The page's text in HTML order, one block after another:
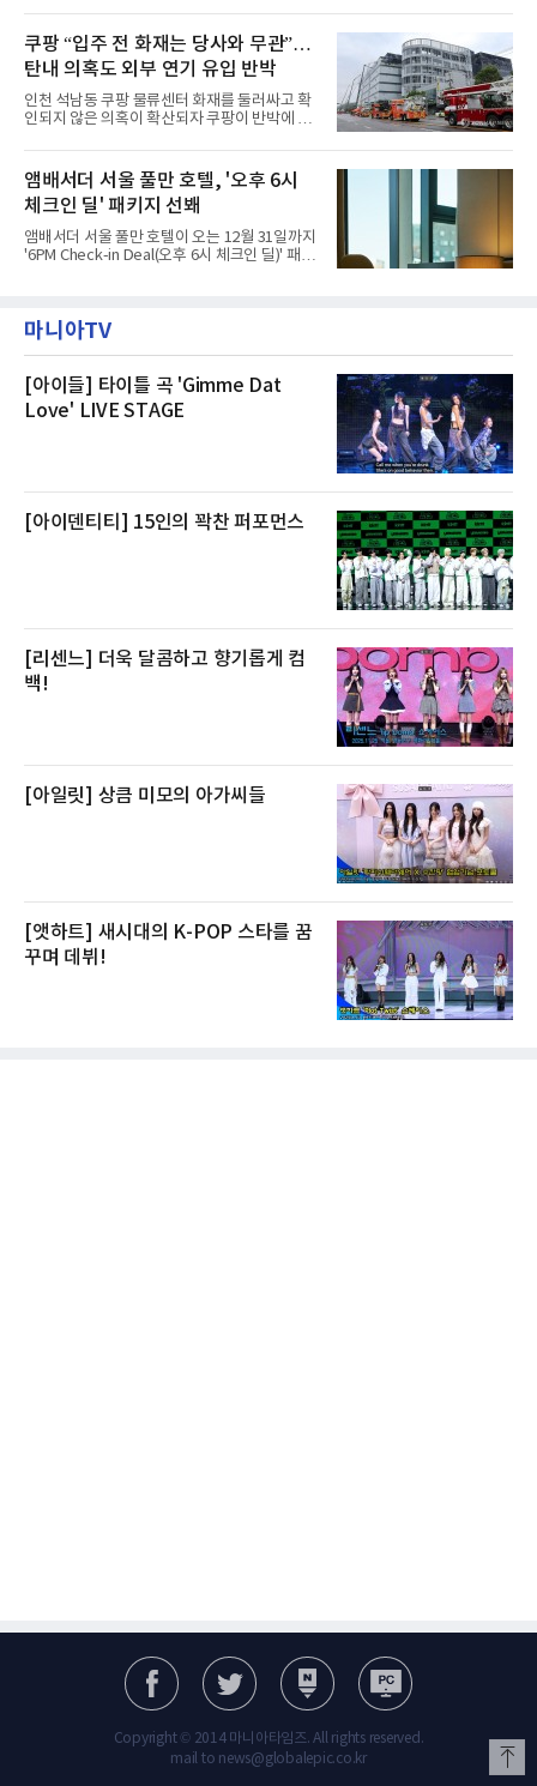
라 극장을 모티브로 한 데코레이션으로 구성됐
다. 무대 공간 및 티켓 박스
필먼트서비스(CFS)가 지난 28일부터 화재 피해
주민을 대상으로 전문 출장 청소서비스 지원에
나섬으로써 본격적인 지역사회 복구 작업이 시
작된 것이다.대피소 주민 중심 청소 접수, 첫날
부터 2가구 지원 완료CFS는 신현초등학교, 신
현북초등학교, 신현여자중학교 등 인천 서해구
관내 임시 대피소 3곳에서 체류해온 화재 피해
민들의 호응 속에 CFS는 즉시 행동에 나섰다. 지
난 28일 오후 전문 청소업체와
쿠팡 “입주 전 화재는 당사와 무관”…
탄내 의혹도 외부 연기 유입 반박
인천 석남동 쿠팡 물류센터 화재를 둘러싸고 확
인되지 않은 의혹이 확산되자 쿠팡이 반박에 나
에 대해서는 외부 화재 연기 유입이라고 설명했
고, 2023년 같은 물류센터에서 발생한 화재에
대해서도 쿠팡 입주 전 공사 과정에서 벌어진 일
이라며 선을 그었다.쿠팡은 21일 인천 물류센터
내부에서 불이 타는 냄새가 났다는 의혹과 관련
해 “사실무근”이라는 입장을 밝혔다.회사 측은
“인근에서 지난 15일 다른 회사에서 발생한 대
것으로 확인됐다”고 설명했다.이어 “정확한 화
재 원인은 추후 조사될
앰배서더 서울 풀만 호텔, '오후 6시
체크인 딜' 패키지 선봬
앰배서더 서울 풀만 호텔이 오는 12월 31일까지
'6PM Check-in Deal(오후 6시 체크인 딜)' 패키
텔 측은 “퇴근 후 또는 주말 도심 속에서 짧지만
온전한 휴식을 원하는 고객들에게 특별한 경험
제큐티브 두 가지 타입으로 구성된다. 디럭스 패
키지는 객실 1박(룸 온리)으로 심플한 호캉스를
즐길 수 있으며, 이그제큐티브 패키지는 객실 1
마니아TV
[아이들] 타이틀 곡 'Gimme Dat
Love' LIVE STAGE
[아이덴티티] 15인의 꽉찬 퍼포먼스
[리센느] 더욱 달콤하고 향기롭게 컴
백!
[아일릿] 상큼 미모의 아가씨들
[앳하트] 새시대의 K-POP 스타를 꿈
꾸며 데뷔!
Copyright © 2014 마니아타임즈. All rights reserved.
mail to news@globalepic.co.kr